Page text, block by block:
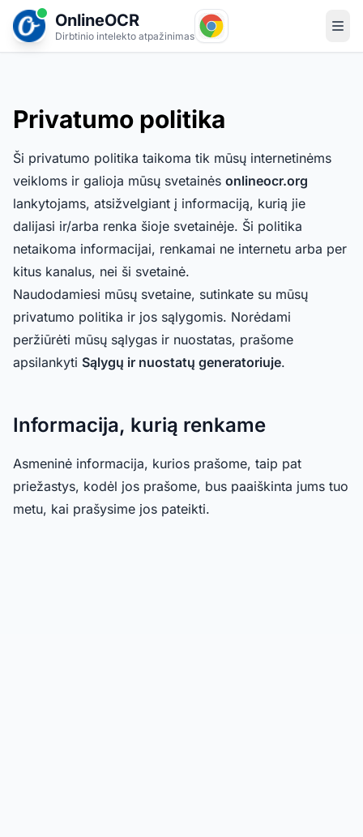
OnlineOCR
Dirbtinio intelekto atpažinimas
Privatumo politika
Ši privatumo politika taikoma tik mūsų internetinėms
veikloms ir galioja mūsų svetainės onlineocr.org
lankytojams, atsižvelgiant į informaciją, kurią jie
dalijasi ir/arba renka šioje svetainėje. Ši politika
netaikoma informacijai, renkamai ne internetu arba per
kitus kanalus, nei ši svetainė.
Naudodamiesi mūsų svetaine, sutinkate su mūsų
privatumo politika ir jos sąlygomis. Norėdami
peržiūrėti mūsų sąlygas ir nuostatas, prašome
apsilankyti Sąlygų ir nuostatų generatoriuje.
Informacija, kurią renkame
Asmeninė informacija, kurios prašome, taip pat
priežastys, kodėl jos prašome, bus paaiškinta jums tuo
metu, kai prašysime jos pateikti.